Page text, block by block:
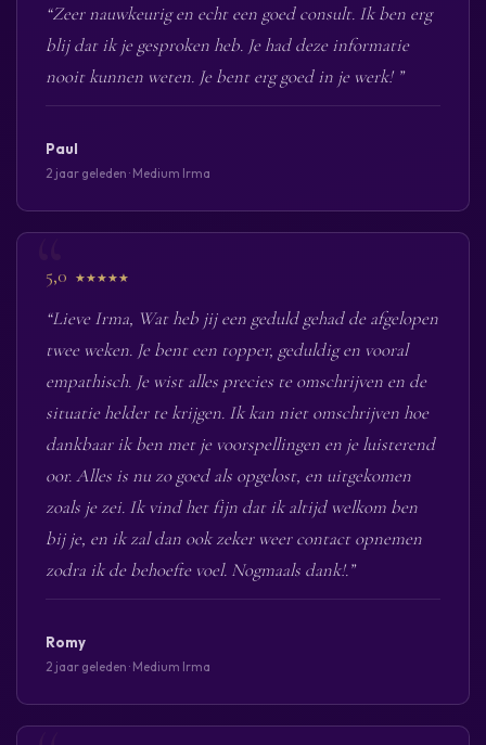
“Zeer nauwkeurig en echt een goed consult. Ik ben erg
blij dat ik je gesproken heb. Je had deze informatie
nooit kunnen weten. Je bent erg goed in je werk! ”
Paul
2 jaar geleden · Medium Irma
5,0 ★★★★★
“Lieve Irma, Wat heb jij een geduld gehad de afgelopen
twee weken. Je bent een topper, geduldig en vooral
empathisch. Je wist alles precies te omschrijven en de
situatie helder te krijgen. Ik kan niet omschrijven hoe
dankbaar ik ben met je voorspellingen en je luisterend
oor. Alles is nu zo goed als opgelost, en uitgekomen
zoals je zei. Ik vind het fijn dat ik altijd welkom ben
bij je, en ik zal dan ook zeker weer contact opnemen
zodra ik de behoefte voel. Nogmaals dank!.”
Romy
2 jaar geleden · Medium Irma